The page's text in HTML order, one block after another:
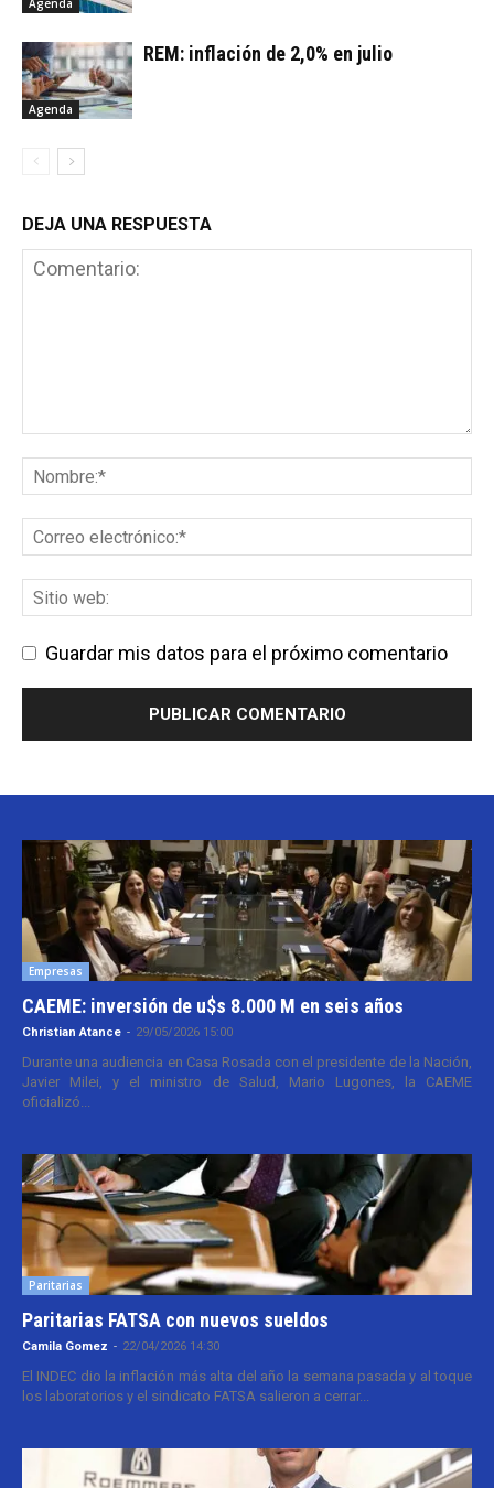
Agenda
Agenda
REM: inflación de 2,0% en julio
DEJA UNA RESPUESTA
Guardar mis datos para el próximo comentario
Empresas
CAEME: inversión de u$s 8.000 M en seis años
Christian Atance - 29/05/2026 15:00
Durante una audiencia en Casa Rosada con el presidente de la Nación,
Javier Milei, y el ministro de Salud, Mario Lugones, la CAEME
oficializó...
Paritarias
Paritarias FATSA con nuevos sueldos
Camila Gomez - 22/04/2026 14:30
El INDEC dio la inflación más alta del año la semana pasada y al toque
los laboratorios y el sindicato FATSA salieron a cerrar...